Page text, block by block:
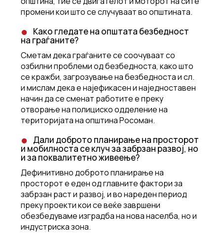
промени кои што се случуваат во општината.
Како гледате на општата безбедност
на граѓаните?
Сметам дека граѓаните се соочуваат со
озбилни проблеми од безбедноста, како што
се кражби, загрозување на безбедноста и сл.
и мислам дека е најефикасен и наједноставен
начин да се сменат работите е преку
отворање на полициско одделение на
територијата на општина Росоман.
Дали доброто планирање на просторот
и мобилноста се клуч за забрзан развој, но
и за поквалитетно живеење?
Дефинитивно доброто планирање на
просторот е еден од главните фактори за
забрзан раст и развој, и во нареден период
преку проекти кои се веќе завршени
обезбедуваме изградба на нова населба, но и
индустриска зона.